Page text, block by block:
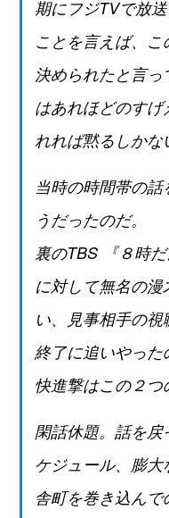
期にフジTVで放
ことを言えば、
決められたと言
はあれほどのす
れれば黙るしか
当時の時間帯の
うだったのだ。
裏のTBS 『８時
に対して無名の
い、見事相手の
終了に追いやっ
快進撃はこの２つ
閑話休題。話を
ケジュール、膨
舎町を巻き込ん